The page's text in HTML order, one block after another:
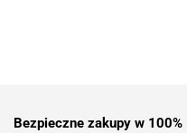
Bezpieczne zakupy w 100%